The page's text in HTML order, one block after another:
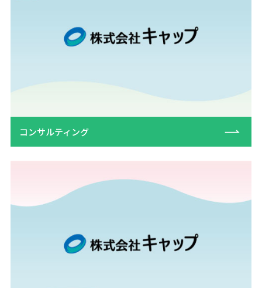
コンサルティング